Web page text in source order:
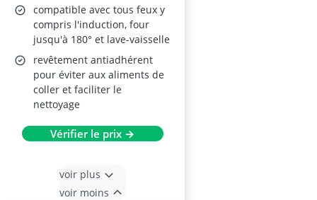
compatible avec tous feux y
compris l'induction, four
jusqu'à 180° et lave-vaisselle
revêtement antiadhérent
pour éviter aux aliments de
coller et faciliter le
nettoyage
Vérifier le prix →
voir plus
voir moins